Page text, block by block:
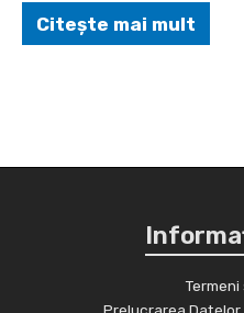
Citește mai mult
Termeni